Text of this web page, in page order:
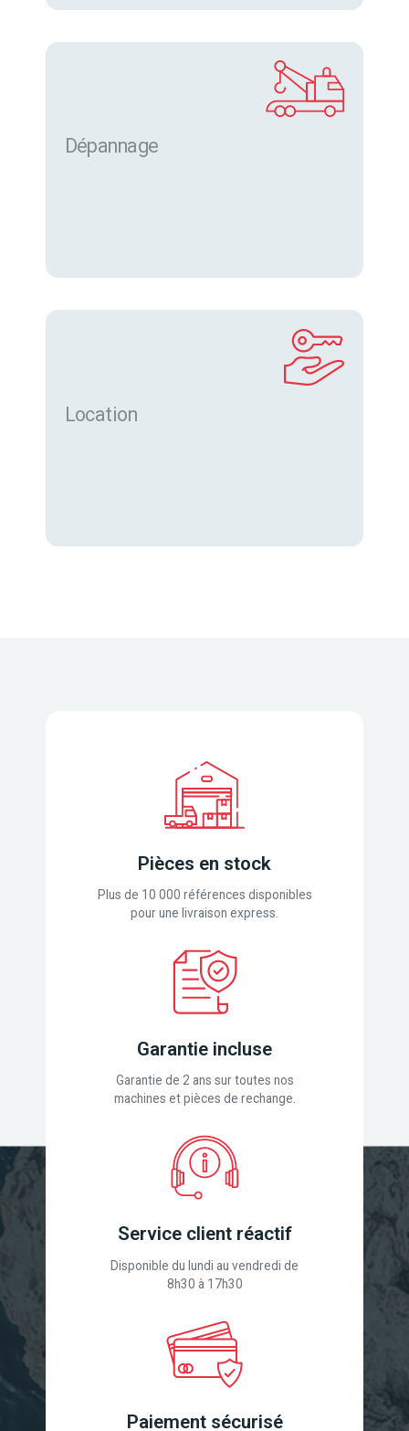
Dépannage
Location
Pièces en stock
Plus de 10 000 références disponibles
pour une livraison express.
Garantie incluse
Garantie de 2 ans sur toutes nos
machines et pièces de rechange.
Service client réactif
Disponible du lundi au vendredi de
8h30 à 17h30
Paiement sécurisé